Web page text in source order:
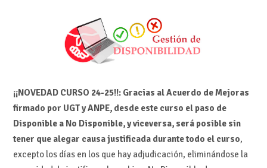
¡¡NOVEDAD CURSO 24-25!!: Gracias al Acuerdo de Mejoras
firmado por UGT y ANPE, desde este curso el paso de
Disponible a No Disponible, y viceversa, será posible sin
tener que alegar causa justificada durante todo el curso,
excepto los días en los que hay adjudicación, eliminándose la